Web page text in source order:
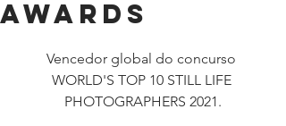
Awards
Vencedor global do concurso
WORLD'S TOP 10 STILL LIFE
PHOTOGRAPHERS 2021.